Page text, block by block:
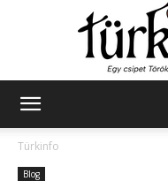
Türkinfo
Blog